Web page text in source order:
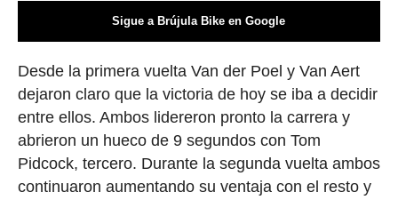
Sigue a Brújula Bike en Google
Desde la primera vuelta Van der Poel y Van Aert
dejaron claro que la victoria de hoy se iba a decidir
entre ellos. Ambos lidereron pronto la carrera y
abrieron un hueco de 9 segundos con Tom
Pidcock, tercero. Durante la segunda vuelta ambos
continuaron aumentando su ventaja con el resto y